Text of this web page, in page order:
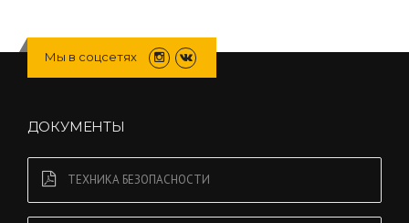
Мы в соцсетях
ДОКУМЕНТЫ
ТЕХНИКА БЕЗОПАСНОСТИ